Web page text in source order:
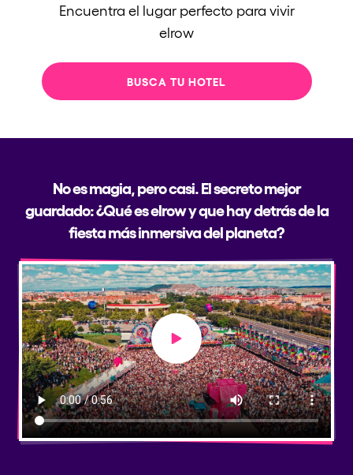
Encuentra el lugar perfecto para vivir
elrow
BUSCA TU HOTEL
No es magia, pero casi. El secreto mejor
guardado: ¿Qué es elrow y que hay detrás de la
fiesta más inmersiva del planeta?
Play video